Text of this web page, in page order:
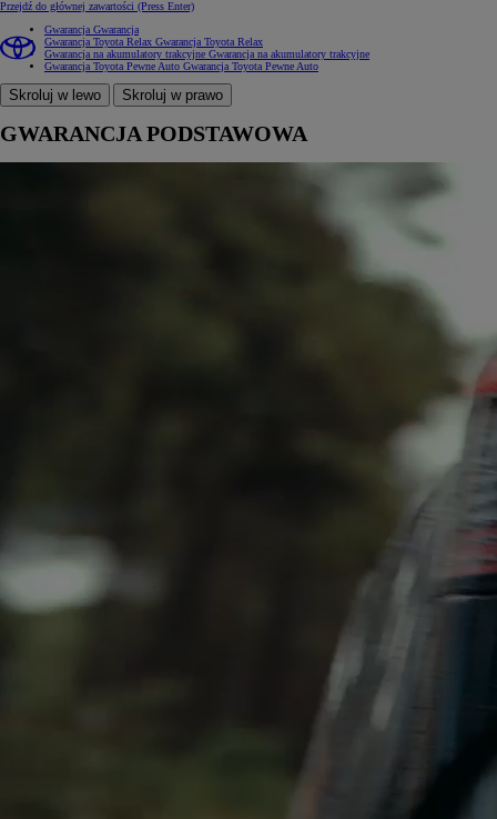
Przejdź do głównej zawartości (Press Enter)
Gwarancja Gwarancja
Gwarancja Toyota Relax Gwarancja Toyota Relax
Gwarancja na akumulatory trakcyjne Gwarancja na akumulatory trakcyjne
Gwarancja Toyota Pewne Auto Gwarancja Toyota Pewne Auto
Skroluj w lewo Skroluj w prawo
GWARANCJA PODSTAWOWA